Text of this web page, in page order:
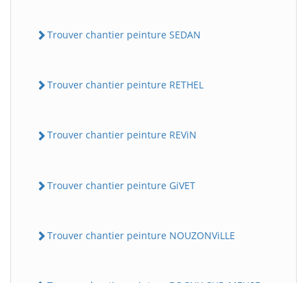
Trouver chantier peinture SEDAN
Trouver chantier peinture RETHEL
Trouver chantier peinture REViN
Trouver chantier peinture GiVET
Trouver chantier peinture NOUZONViLLE